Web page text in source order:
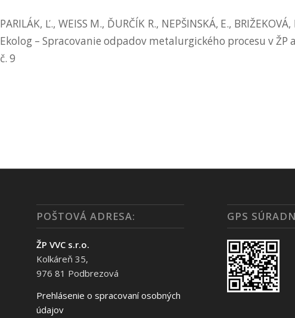
PARILÁK, Ľ., WEISS M., ĎURČÍK R., NEPŠINSKÁ, E.,
Ekolog – Spracovanie odpadov metalurgického procesu v ŽP
č. 9
POŠTOVÁ ADRESA:
ŽP VVC s.r.o.
Kolkáreň 35,
976 81 Podbrezová
Prehlásenie o spracovaní osobných
údajov
GPS